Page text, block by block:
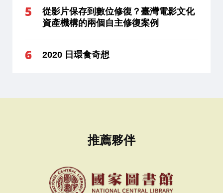
從影片保存到數位修復？臺灣電影文化
資產機構的兩個自主修復案例
2020 日環食奇想
推薦夥伴